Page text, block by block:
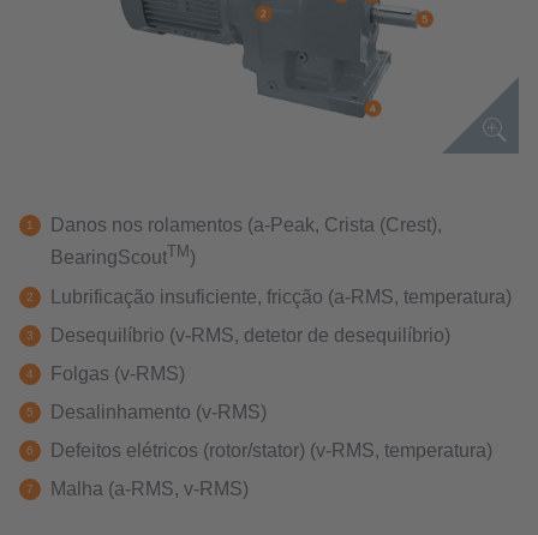
Danos nos rolamentos (a-Peak, Crista (Crest),
BearingScoutTM )
Lubrificação insuficiente, fricção (a-RMS, temperatura)
Desequilíbrio (v-RMS, detetor de desequilíbrio)
Folgas (v-RMS)
Desalinhamento (v-RMS)
Defeitos elétricos (rotor/stator) (v-RMS, temperatura)
Malha (a-RMS, v-RMS)